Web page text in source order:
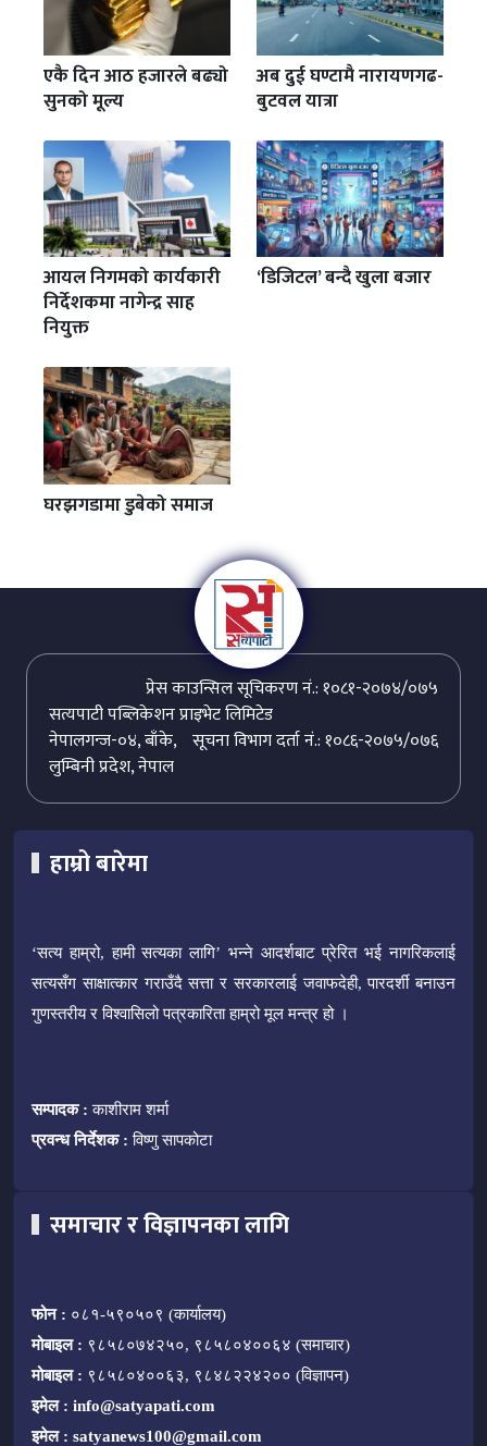
एकै दिन आठ हजारले बढ्यो
सुनको मूल्य
अब दुई घण्टामै नारायणगढ-
बुटवल यात्रा
आयल निगमको कार्यकारी
निर्देशकमा नागेन्द्र साह
नियुक्त
‘डिजिटल’ बन्दै खुला बजार
घरझगडामा डुबेको समाज
प्रेस काउन्सिल सूचिकरण नं.: १०८१-२०७४/०७५
सत्यपाटी पब्लिकेशन प्राइभेट लिमिटेड
सूचना विभाग दर्ता नं.: १०८६-२०७५/०७६
नेपालगन्ज-०४, बाँके,
लुम्बिनी प्रदेश, नेपाल
हाम्रो बारेमा
‘सत्य हाम्रो, हामी सत्यका लागि’ भन्ने आदर्शबाट प्रेरित भई नागरिकलाई
सत्यसँग साक्षात्कार गराउँदै सत्ता र सरकारलाई जवाफदेही, पारदर्शी बनाउन
गुणस्तरीय र विश्वासिलो पत्रकारिता हाम्रो मूल मन्त्र हो ।
सम्पादक : काशीराम शर्मा
प्रवन्ध निर्देशक : विष्णु सापकोटा
समाचार र विज्ञापनका लागि
फोन : ०८१-५९०५०९ (कार्यालय)
मोबाइल : ९८५८०७४२५०, ९८५८०४००६४ (समाचार)
मोबाइल : ९८५८०४००६३, ९८४८२२४२०० (विज्ञापन)
इमेल : info@satyapati.com
इमेल : satyanews100@gmail.com